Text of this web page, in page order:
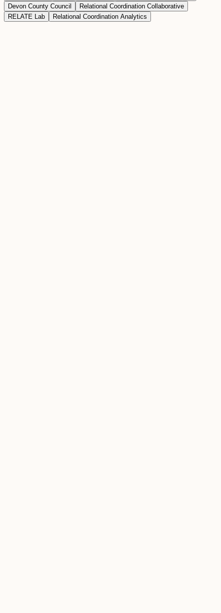
Devon County Council
Relational Coordination Collaborative
RELATE Lab
Relational Coordination Analytics